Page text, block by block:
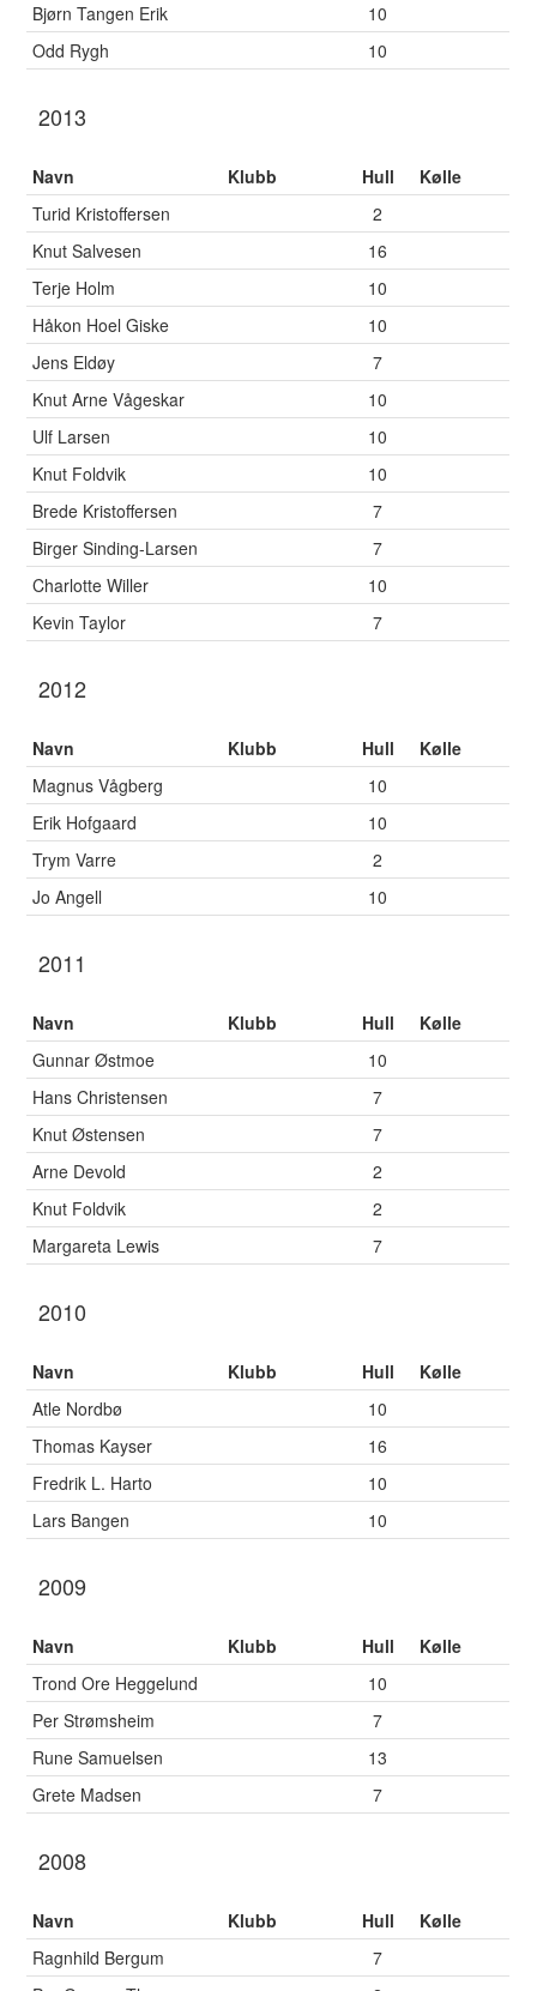
Bjørn Tangen Erik
10
Odd Rygh
10
2013
Navn Klubb Hull
Kølle
Turid Kristoffersen
2
Knut Salvesen
16
Terje Holm
10
Håkon Hoel Giske
10
Jens Eldøy
7
Knut Arne Vågeskar
10
Ulf Larsen
10
Knut Foldvik
10
Brede Kristoffersen
7
Birger Sinding-Larsen
7
Charlotte Willer
10
Kevin Taylor
7
2012
Navn Klubb Hull
Kølle
Magnus Vågberg
10
Erik Hofgaard
10
Trym Varre
2
Jo Angell
10
2011
Navn Klubb Hull
Kølle
Gunnar Østmoe
10
Hans Christensen
7
Knut Østensen
7
Arne Devold
2
Knut Foldvik
2
Margareta Lewis
7
2010
Navn Klubb Hull
Kølle
Atle Nordbø
10
Thomas Kayser
16
Fredrik L. Harto
10
Lars Bangen
10
2009
Navn Klubb Hull
Kølle
Trond Ore Heggelund
10
Per Strømsheim
7
Rune Samuelsen
13
Grete Madsen
7
2008
Navn Klubb Hull
Kølle
Ragnhild Bergum
7